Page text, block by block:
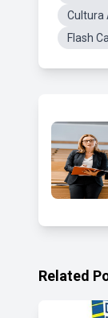
Cultura
Flash
Related